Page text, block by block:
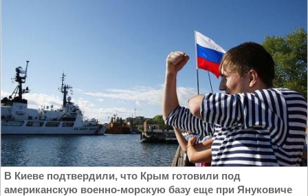
В Киеве подтвердили, что Крым готовили под
американскую военно-морскую базу еще при Януковиче